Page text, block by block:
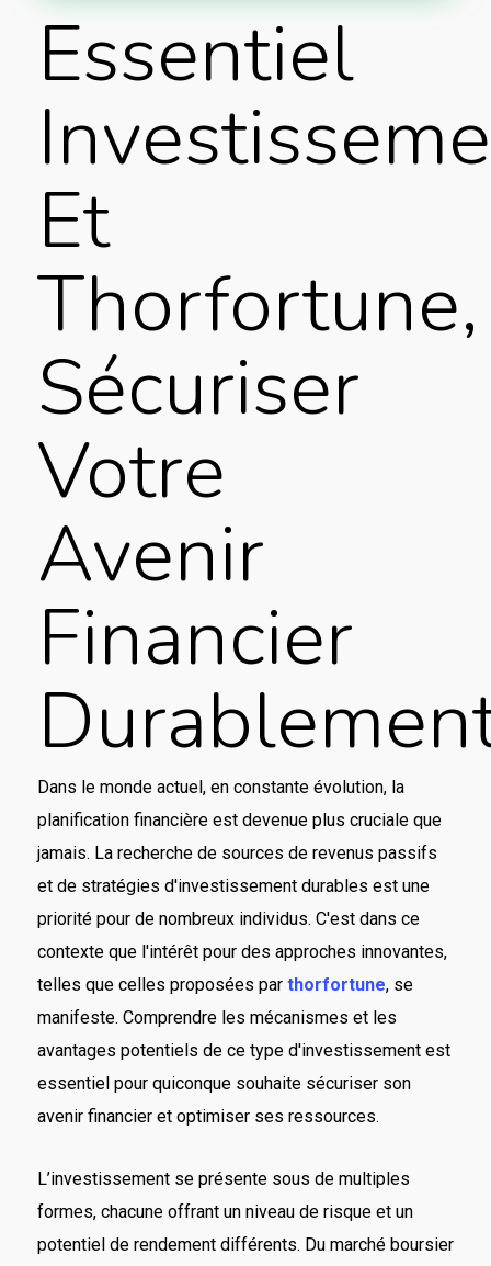
Essentiel
Et
Thorfortune,
Sécuriser
Votre
Avenir
Financier
Dans le monde actuel, en constante évolution, la
planification financière est devenue plus cruciale que
jamais. La recherche de sources de revenus passifs
et de stratégies d'investissement durables est une
priorité pour de nombreux individus. C'est dans ce
contexte que l'intérêt pour des approches innovantes,
telles que celles proposées par thorfortune, se
manifeste. Comprendre les mécanismes et les
avantages potentiels de ce type d'investissement est
essentiel pour quiconque souhaite sécuriser son
avenir financier et optimiser ses ressources.
L’investissement se présente sous de multiples
formes, chacune offrant un niveau de risque et un
potentiel de rendement différents. Du marché boursier